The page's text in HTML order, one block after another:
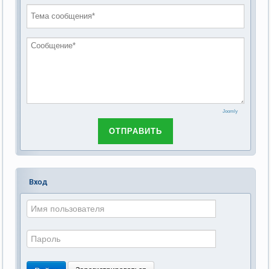
основах социального обслуживания граждан в
2018 год
Joomly
ОТПРАВИТЬ
Вход